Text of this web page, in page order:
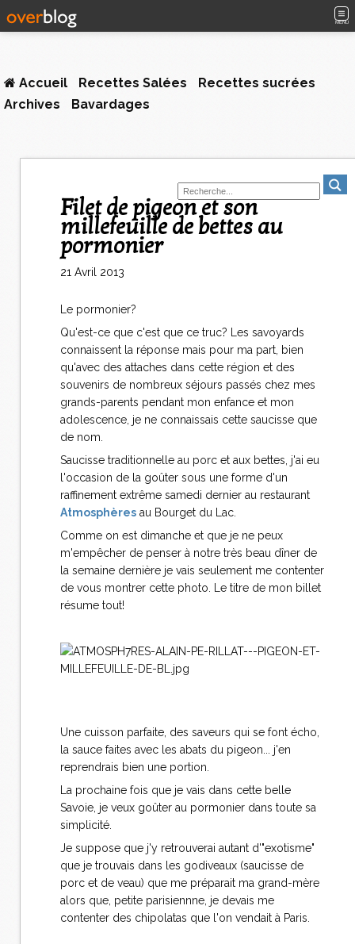
MENU
Accueil Recettes Salées
Recettes sucrées
Archives
Bavardages
Filet de pigeon et son
millefeuille de bettes au
pormonier
21 Avril 2013
Le pormonier?
Qu'est-ce que c'est que ce truc? Les savoyards
connaissent la réponse mais pour ma part, bien
qu'avec des attaches dans cette région et des
souvenirs de nombreux séjours passés chez mes
grands-parents pendant mon enfance et mon
adolescence, je ne connaissais cette saucisse que
de nom.
Saucisse traditionnelle au porc et aux bettes, j'ai eu
l'occasion de la goûter sous une forme d'un
raffinement extrême samedi dernier au restaurant
Atmosphères au Bourget du Lac.
Comme on est dimanche et que je ne peux
m'empêcher de penser à notre très beau dîner de
la semaine dernière je vais seulement me contenter
de vous montrer cette photo. Le titre de mon billet
résume tout!
Une cuisson parfaite, des saveurs qui se font écho,
la sauce faites avec les abats du pigeon... j'en
reprendrais bien une portion.
La prochaine fois que je vais dans cette belle
Savoie, je veux goûter au pormonier dans toute sa
simplicité.
Je suppose que j'y retrouverai autant d'"exotisme"
que je trouvais dans les godiveaux (saucisse de
porc et de veau) que me préparait ma grand-mère
alors que, petite parisiennne, je devais me
contenter des chipolatas que l'on vendait à Paris.